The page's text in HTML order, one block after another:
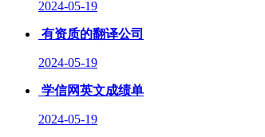
2024-05-19
有资质的翻译公司
2024-05-19
学信网英文成绩单
2024-05-19